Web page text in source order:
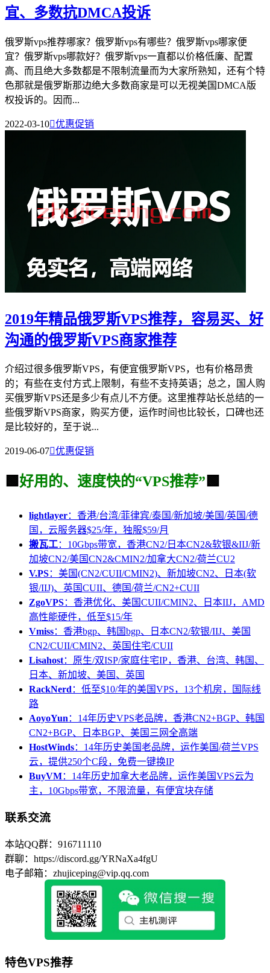
宜、多数抗DMCA投诉
俄罗斯vps推荐哪家？俄罗斯vps有哪些？俄罗斯vps哪家便
宜？俄罗斯vps哪款好？俄罗斯vps一直都以价格低廉、配置
高、而且绝大多数都是不限制流量而为大家所熟知，还有个特
色那就是俄罗斯那边绝大多数商家是可以无视美国DMCA版
权投诉的。因而...
2022-03-10优惠促销
2019年精品俄罗斯VPS推荐，容易买、好
沟通的俄罗斯VPS商家推荐
介绍过很多俄罗斯VPS，有便宜俄罗斯VPS，也有价格昂贵
的；有些在支付方式上限制，有些不支持英语；总之，国人购
买俄罗斯VPS还是多少有点儿不方便。这里推荐站长总结的一
些俄罗斯VPS商家，购买方便，运作时间也比较长，口碑也还
是比较好的，至于说...
2019-06-07优惠促销
🟩 好用的、速度快的“VPS推荐” 🟩
lightlayer：香港/台湾/菲律宾/泰国/新加坡/美国/英国/德
国，云服务器$25/年，独服$59/月
搬瓦工：10Gbps带宽，香港CN2/日本CN2&软银&IIJ/新
加坡CN2/美国CN2&CMIN2/加拿大CN2/荷兰CU2
V.PS：美国(CN2/CUII/CMIN2)、新加坡CN2、日本(软
银/IIJ)、英国CUII、德国/荷兰/CN2+CUII
ZgoVPS：香港优化、美国CUII/CMIN2、日本IIJ，AMD
高性能硬件，低至$15/年
Vmiss：香港bgp、韩国bgp、日本CN2/软银/IIJ、美国
CN2/CUII/CMIN2、英国住宅/CUII
Lisahost：原生/双ISP/家庭住宅IP，香港、台湾、韩国、
日本、新加坡、美国、英国
RackNerd ：低至$10/年的美国VPS，13个机房，国际线
路
AoyoYun ：14年历史VPS老品牌，香港CN2+BGP、韩国
CN2+BGP、日本BGP、美国三网全高端
HostWinds：14年历史美国老品牌，运作美国/荷兰VPS
云，提供250个C段，免费一键换IP
BuyVM：14年历史加拿大老品牌，运作美国VPS云为
主，10Gbps带宽，不限流量，有便宜块存储
联系交流
本站QQ群：916711110
群聊：https://discord.gg/YRNaXa4fgU
电子邮箱：zhujiceping@vip.qq.com
特色VPS推荐